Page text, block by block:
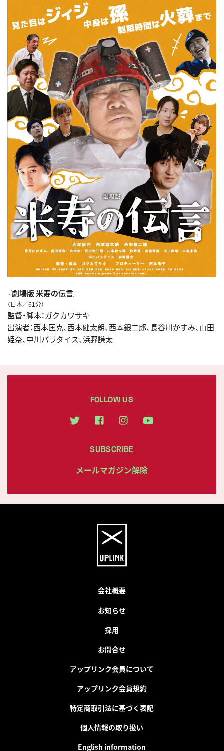
『劇場版 米寿の伝言』
（日本／61分）
監督・脚本：ガクカワサキ
出演者：西本匡克、西本健太朗、西本銀二郎、長谷川かすみ、山田
姫奈、中川パラダイス、浜野謙太
FOLLOW US
SUBSCRIBE
メールマガジン解除
会社概要
お知らせ
採用
お問合せ
アップリンク会員について
アップリンク会員規約
特定商取引法に基づく表記
個人情報の取り扱い
English information